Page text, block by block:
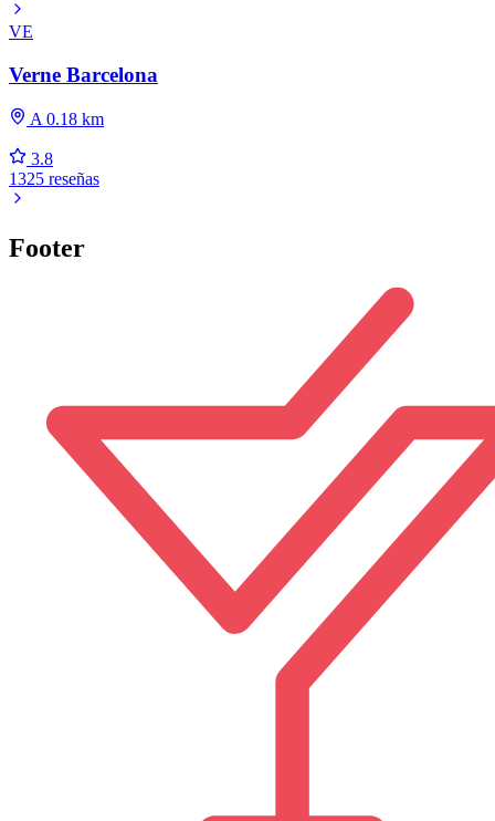
VE
Verne Barcelona
A 0.18 km
3.8
1325 reseñas
Footer